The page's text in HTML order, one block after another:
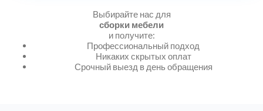
Выбирайте нас для
сборки мебели
и получите:
Профессиональный подход
Никаких скрытых оплат
Срочный выезд в день обращения
Волоколамский